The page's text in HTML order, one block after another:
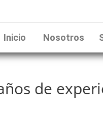
Inicio Nosotros
de